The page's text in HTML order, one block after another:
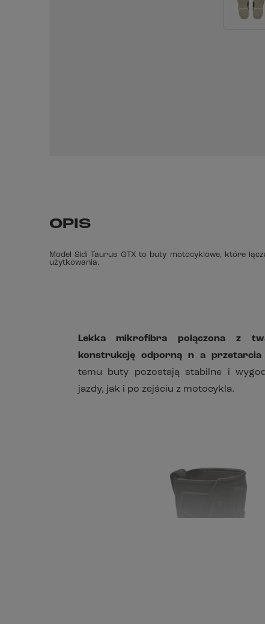
OPIS
Model Sidi Taurus GTX to buty motocyklowe, które
użytkowania.
Lekka mikrofibra połączona z
konstrukcję odporną n a przetarcia
temu buty pozostają stabilne i
jazdy, jak i po zejściu z motocykla.